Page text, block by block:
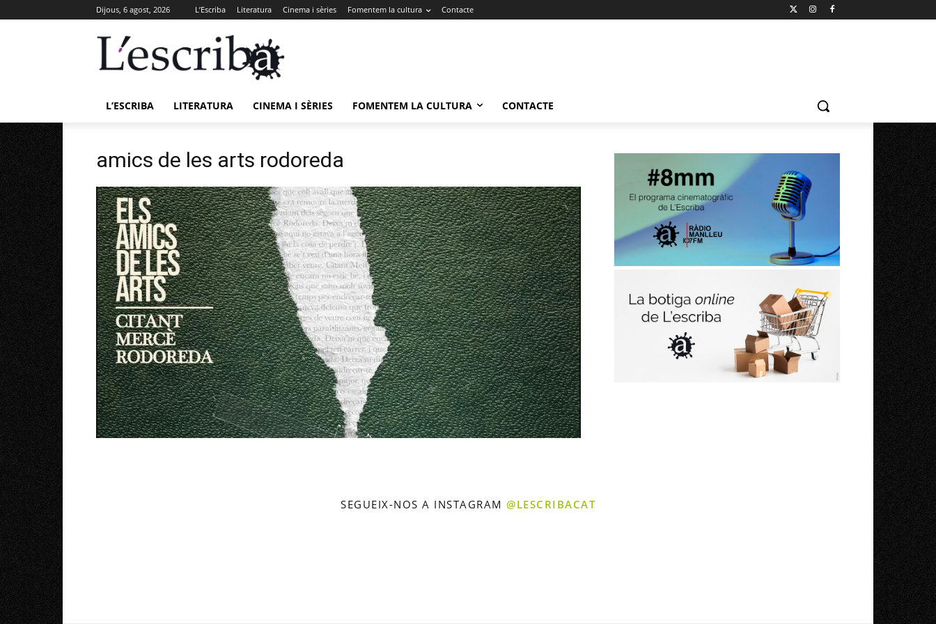
Dijous, 6 agost, 2026 L’Escriba Literatura Cinema i sèries Fomentem la cultura Contacte
L’ESCRIBA LITERATURA CINEMA I SÈRIES FOMENTEM LA CULTURA CONTACTE
amics de les arts rodoreda
SEGUEIX-NOS A INSTAGRAM @LESCRIBACAT